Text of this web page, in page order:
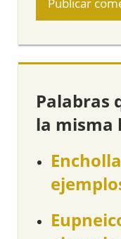
Palabras
la misma